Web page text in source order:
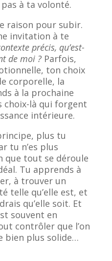
à ta volonté.
raison pour subir.
invitation à te
précis, qu’est-
de moi ?Parfois,
ton choix
corporelle, la
à la prochaine
choix-là qui forgent
intérieure.
plus tu
tu n’es plus
que tout se déroule
Tu apprends à
à trouver un
telle qu’elle est, et
qu’elle soit. Et
souvent en
contrôler que l’on
bien plus solide…